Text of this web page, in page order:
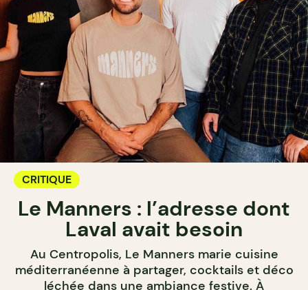
CRITIQUE
Le Manners : l’adresse dont
Laval avait besoin
Au Centropolis, Le Manners marie cuisine
méditerranéenne à partager, cocktails et déco
léchée dans une ambiance festive. À